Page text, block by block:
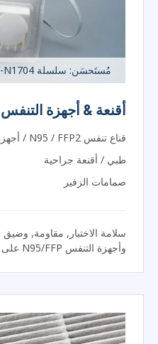
مُستَحسَن: سلسلة SC-1406 / SC-RT-N1704
أقنعة & أجهزة التنفس
قناع تنفس N95 / FFP2 / أجهزة التنفس FFP3
طبي / أقنعة جراحية
صمامات الزفير